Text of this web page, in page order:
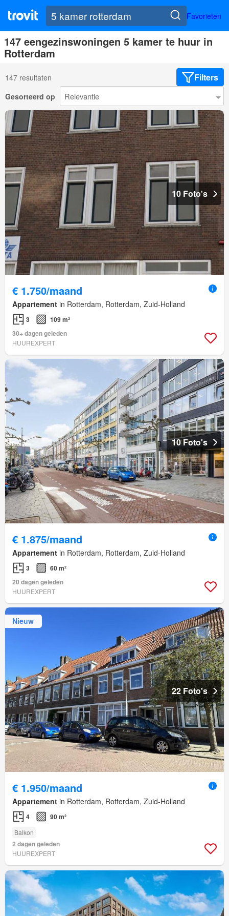
Favorieten
147 eengezinswoningen 5 kamer te huur in
Rotterdam
147 resultaten Filters
Gesorteerd op
10 Foto's
€ 1.750/maand
Appartement in Rotterdam, Rotterdam, Zuid-Holland
3
109 m²
30+ dagen geleden
HUUREXPERT
10 Foto's
€ 1.875/maand
Appartement in Rotterdam, Rotterdam, Zuid-Holland
3
60 m²
20 dagen geleden
HUUREXPERT
Nieuw
22 Foto's
€ 1.950/maand
Appartement in Rotterdam, Rotterdam, Zuid-Holland
4 90 m²
Balkon
2 dagen geleden
HUUREXPERT